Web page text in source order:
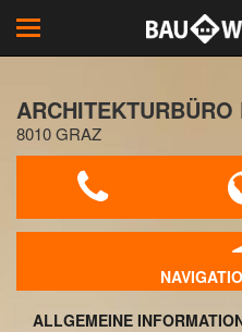
Toggle
navigation
ARCHITEKTURBÜRO
8010 GRAZ
ALLGEMEINE